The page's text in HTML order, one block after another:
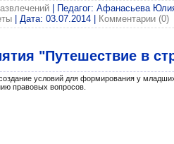
| Педагог: Афанасьева
| Дата: 03.07.2014 Комментарии (0)
"Путешествие в
условий для формирования у
правовых вопросов.